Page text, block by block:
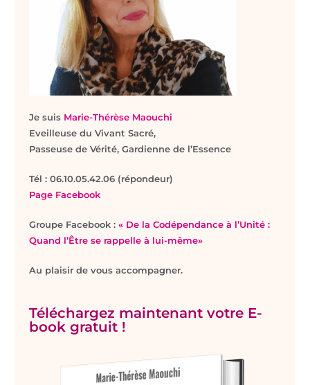
Je suis Marie-Thérèse Maouchi
Eveilleuse du Vivant Sacré,
Passeuse de Vérité, Gardienne de l’Essence
Tél : 06.10.05.42.06 (répondeur)
Page Facebook
Groupe Facebook :« De la Codépendance à l’Unité :
Quand l’Être se rappelle à lui-même»
Au plaisir de vous accompagner.
Téléchargez maintenant votre E-
book gratuit !